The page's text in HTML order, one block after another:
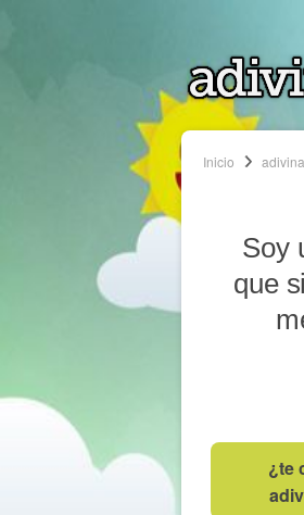
Inicio
Soy
que
¿te